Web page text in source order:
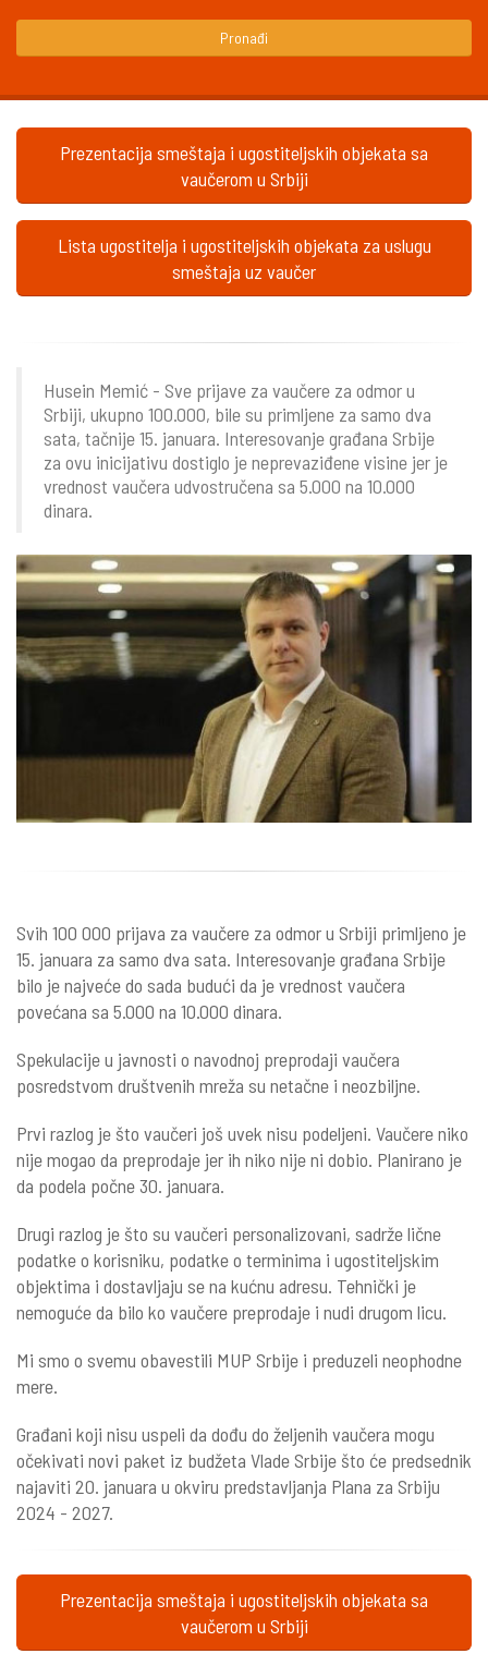
Pronađi
Prezentacija smeštaja i ugostiteljskih objekata sa
vaučerom u Srbiji
Lista ugostitelja i ugostiteljskih objekata za uslugu
smeštaja uz vaučer
Husein Memić - Sve prijave za vaučere za odmor u
Srbiji, ukupno 100.000, bile su primljene za samo dva
sata, tačnije 15. januara. Interesovanje građana Srbije
za ovu inicijativu dostiglo je neprevaziđene visine jer je
vrednost vaučera udvostručena sa 5.000 na 10.000
dinara.
Svih 100 000 prijava za vaučere za odmor u Srbiji primljeno je
15. januara za samo dva sata. Interesovanje građana Srbije
bilo je najveće do sada budući da je vrednost vaučera
povećana sa 5.000 na 10.000 dinara.
Spekulacije u javnosti o navodnoj preprodaji vaučera
posredstvom društvenih mreža su netačne i neozbiljne.
Prvi razlog je što vaučeri još uvek nisu podeljeni. Vaučere niko
nije mogao da preprodaje jer ih niko nije ni dobio. Planirano je
da podela počne 30. januara.
Drugi razlog je što su vaučeri personalizovani, sadrže lične
podatke o korisniku, podatke o terminima i ugostiteljskim
objektima i dostavljaju se na kućnu adresu. Tehnički je
nemoguće da bilo ko vaučere preprodaje i nudi drugom licu.
Mi smo o svemu obavestili MUP Srbije i preduzeli neophodne
mere.
Građani koji nisu uspeli da dođu do željenih vaučera mogu
očekivati novi paket iz budžeta Vlade Srbije što će predsednik
najaviti 20. januara u okviru predstavljanja Plana za Srbiju
2024 - 2027.
Prezentacija smeštaja i ugostiteljskih objekata sa
vaučerom u Srbiji